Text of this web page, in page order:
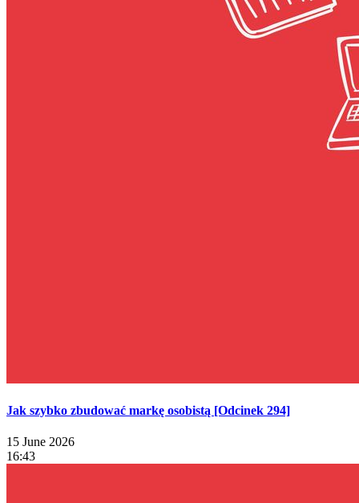
Jak szybko zbudować markę osobistą [Odcinek 294]
15 June 2026
16:43